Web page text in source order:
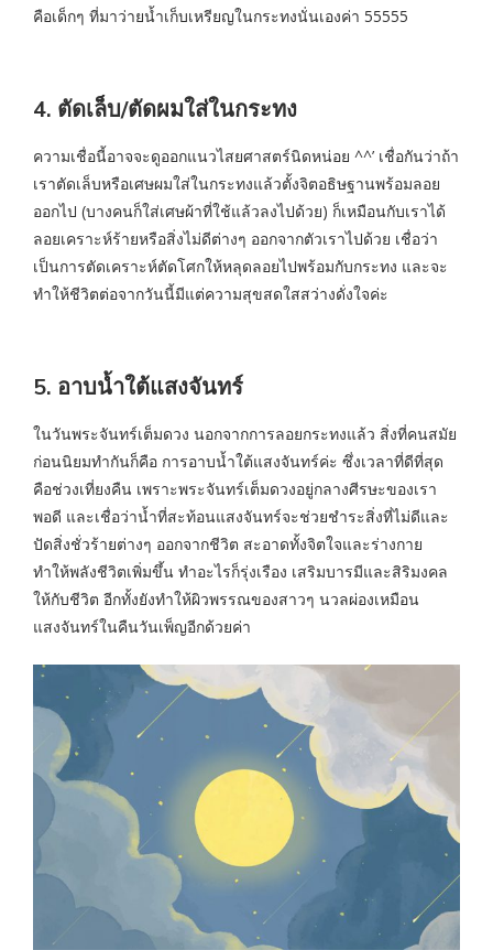
คือเด็กๆ ที่มาว่ายน้ำเก็บเหรียญในกระทงนั่นเองค่า 55555
4. ตัดเล็บ/ตัดผมใส่ในกระทง
ความเชื่อนี้อาจจะดูออกแนวไสยศาสตร์นิดหน่อย ^^’ เชื่อกันว่าถ้า
เราตัดเล็บหรือเศษผมใส่ในกระทงแล้วตั้งจิตอธิษฐานพร้อมลอย
ออกไป (บางคนก็ใส่เศษผ้าที่ใช้แล้วลงไปด้วย) ก็เหมือนกับเราได้
ลอยเคราะห์ร้ายหรือสิ่งไม่ดีต่างๆ ออกจากตัวเราไปด้วย เชื่อว่า
เป็นการตัดเคราะห์ตัดโศกให้หลุดลอยไปพร้อมกับกระทง และจะ
ทำให้ชีวิตต่อจากวันนี้มีแต่ความสุขสดใสสว่างดั่งใจค่ะ
5. อาบน้ำใต้แสงจันทร์
ในวันพระจันทร์เต็มดวง นอกจากการลอยกระทงแล้ว สิ่งที่คนสมัย
ก่อนนิยมทำกันก็คือ การอาบน้ำใต้แสงจันทร์ค่ะ ซึ่งเวลาที่ดีที่สุด
คือช่วงเที่ยงคืน เพราะพระจันทร์เต็มดวงอยู่กลางศีรษะของเรา
พอดี และเชื่อว่าน้ำที่สะท้อนแสงจันทร์จะช่วยชำระสิ่งที่ไม่ดีและ
ปัดสิ่งชั่วร้ายต่างๆ ออกจากชีวิต สะอาดทั้งจิตใจและร่างกาย
ทำให้พลังชีวิตเพิ่มขึ้น ทำอะไรก็รุ่งเรือง เสริมบารมีและสิริมงคล
ให้กับชีวิต อีกทั้งยังทำให้ผิวพรรณของสาวๆ นวลผ่องเหมือน
แสงจันทร์ในคืนวันเพ็ญอีกด้วยค่า